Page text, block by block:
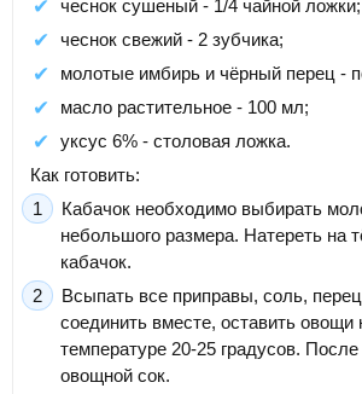
чеснок сушеный - 1/4 чайной ложки;
чеснок свежий - 2 зубчика;
молотые имбирь и чёрный перец -
масло растительное - 100 мл;
уксус 6% - столовая ложка.
Как готовить:
Кабачок необходимо выбирать
небольшого размера. Натереть на
кабачок.
Всыпать все приправы, соль,
соединить вместе, оставить овощи
температуре 20-25 градусов.
овощной сок.